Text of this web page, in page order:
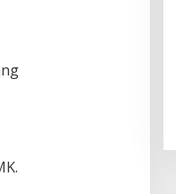
Istana Dibuka,
Kuota